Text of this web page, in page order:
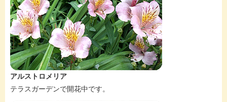
アルストロメリア
テラスガーデンで開花中です。